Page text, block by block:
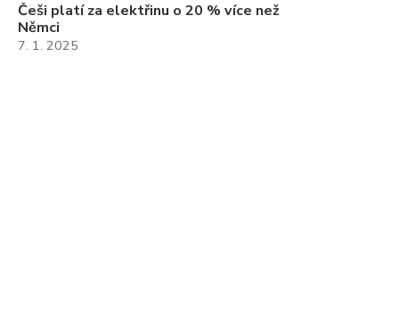
Češi platí za elektřinu o 20 % více než
Němci
7. 1. 2025